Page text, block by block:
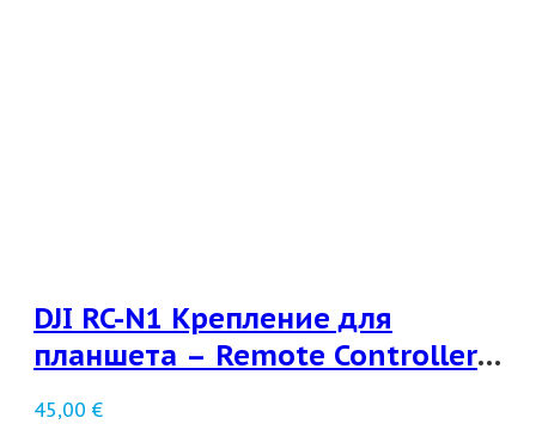
DJI RC-N1 Крепление для
планшета – Remote Controller
Tablet Holder
45,00 €